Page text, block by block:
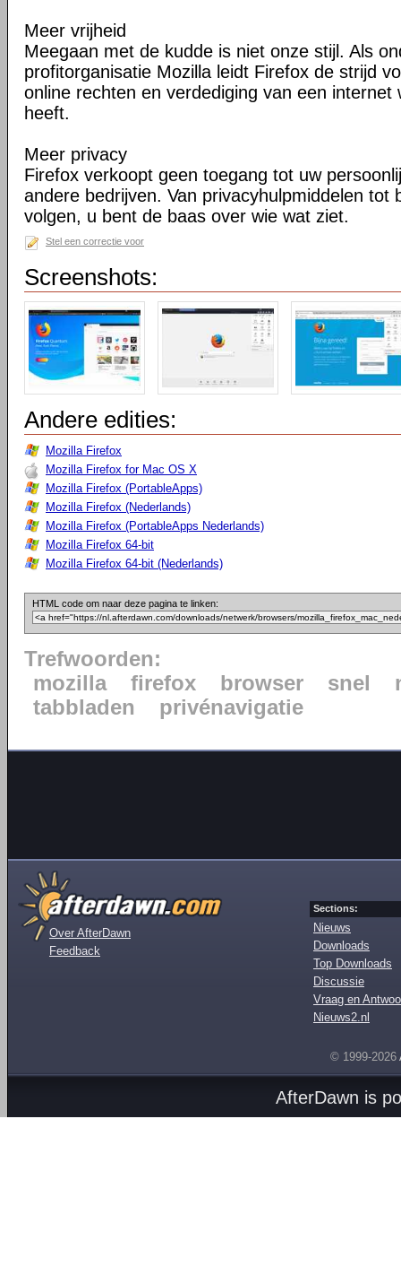
Meer vrijheid
Meegaan met de kudde is niet onze stijl. Als
profitorganisatie Mozilla leidt Firefox de strijd
online rechten en verdediging van een internet
heeft.
Meer privacy
Firefox verkoopt geen toegang tot uw
andere bedrijven. Van privacyhulpmiddelen tot
volgen, u bent de baas over wie wat ziet.
Stel een correctie voor
Screenshots:
Andere edities:
Mozilla Firefox
Mozilla Firefox for Mac OS X
Mozilla Firefox (PortableApps)
Mozilla Firefox (Nederlands)
Mozilla Firefox (PortableApps Nederlands)
Mozilla Firefox 64-bit
Mozilla Firefox 64-bit (Nederlands)
HTML code om naar deze pagina te linken:
Trefwoorden:
mozilla
firefox browser snel
tabbladen
privénavigatie
Over AfterDawn
Feedback
Sections:
Nieuws
Downloads
Top Downloads
Discussie
Vraag en
Nieuws2.nl
© 1999-2026
AfterDawn is